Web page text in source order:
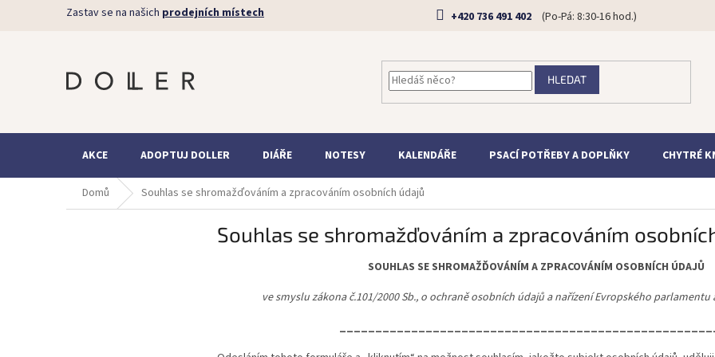
+420 736 491 402
Zastav se na našich prodejních místech
HLEDAT
AKCE ADOPTUJ DOLLER DIÁŘE NOTESY KALENDÁŘE PSACÍ POTŘEBY A DOPLŇKY CHYTRÉ
Domů Souhlas se shromažďováním a zpracováním osobních údajů
Souhlas se shromažďováním a zpracováním
SOUHLAS SE SHROMAŽĎOVÁNÍM A ZPRACOVÁNÍM OSOBNÍCH ÚDAJŮ
ve smyslu zákona č.101/2000 Sb., o ochraně osobních údajů a nařízení Evropského parlamentu